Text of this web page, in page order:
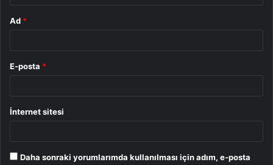
Ad *
E-posta *
İnternet sitesi
Daha sonraki yorumlarımda kullanılması için adım, e-posta